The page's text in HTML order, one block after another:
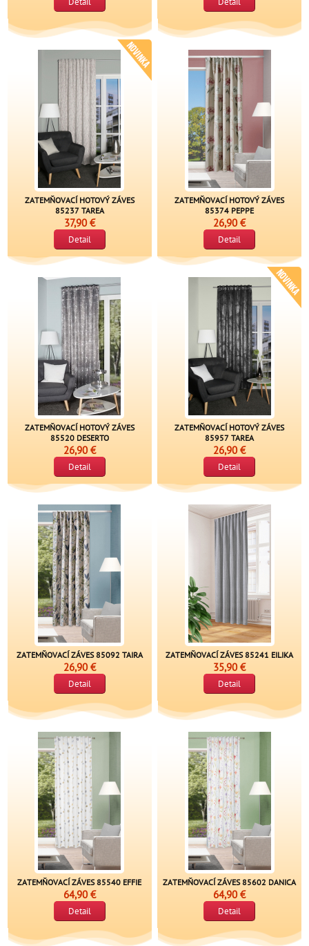
ZATEMŇOVACÍ HOTOVÝ ZÁVES
85237 TAREA
37,90 €
Detail
ZATEMŇOVACÍ HOTOVÝ ZÁVES
85374 PEPPE
26,90 €
Detail
ZATEMŇOVACÍ HOTOVÝ ZÁVES
85520 DESERTO
26,90 €
Detail
ZATEMŇOVACÍ HOTOVÝ ZÁVES
85957 TAREA
26,90 €
Detail
ZATEMŇOVACÍ ZÁVES 85092 TAIRA
26,90 €
Detail
ZATEMŇOVACÍ ZÁVES 85241 EILIKA
35,90 €
Detail
ZATEMŇOVACÍ ZÁVES 85540 EFFIE
64,90 €
Detail
ZATEMŇOVACÍ ZÁVES 85602 DANICA
64,90 €
Detail